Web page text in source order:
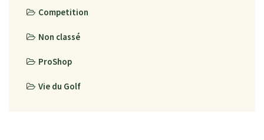
Competition
Non classé
ProShop
Vie du Golf